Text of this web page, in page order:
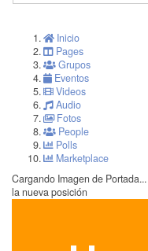
Inicio
Pages
Grupos
Eventos
Videos
Audio
Fotos
People
Polls
Marketplace
Cargando Imagen de Portada...
la nueva posición